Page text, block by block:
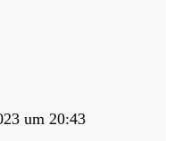
um 20:43